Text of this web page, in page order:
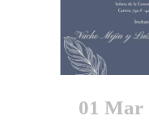
01 Mar